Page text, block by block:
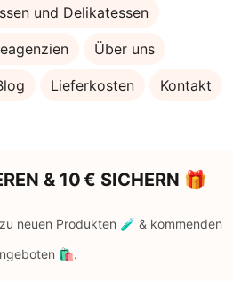
und Delikatessen
Über uns
Lieferkosten Kontakt
& 10 € SICHERN 🎁
neuen Produkten 🧪 & kommenden
🛍️.